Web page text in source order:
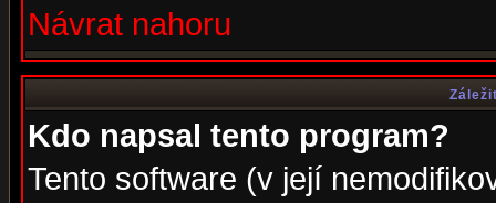
Návrat nahoru
Kdo napsal tento program?
Tento software (v její